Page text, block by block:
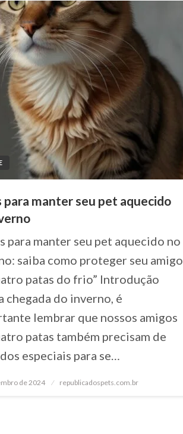
para manter seu pet aquecido
para manter seu pet aquecido no
saiba como proteger seu amigo
patas do frio” Introdução
chegada do inverno, é
lembrar que nossos amigos
patas também precisam de
especiais para se…
de 2024 republicadospets.com.br